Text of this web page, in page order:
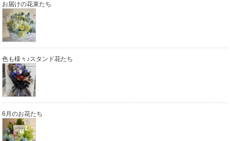
お届けの花束たち
色も様々♪スタンド花たち
6月のお花たち